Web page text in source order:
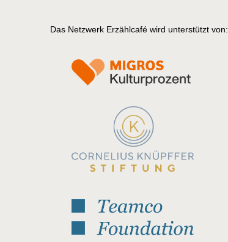
Das Netzwerk Erzählcafé wird unterstützt von: